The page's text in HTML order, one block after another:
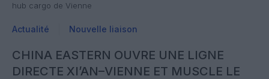
hub cargo de Vienne
Actualité Nouvelle liaison
CHINA EASTERN OUVRE UNE LIGNE
DIRECTE XI’AN–VIENNE ET MUSCLE LE